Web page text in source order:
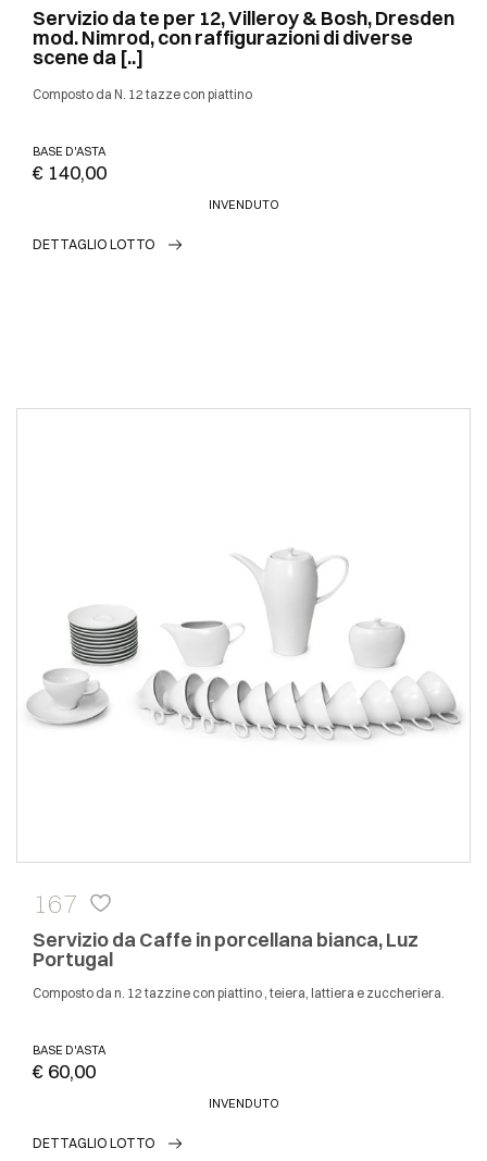
Servizio da te per 12, Villeroy & Bosh, Dresden
mod. Nimrod, con raffigurazioni di diverse
scene da [..]
Composto da N. 12 tazze con piattino
BASE D'ASTA
€ 140,00
INVENDUTO
DETTAGLIO LOTTO
167
Servizio da Caffe in porcellana bianca, Luz
Portugal
Composto da n. 12 tazzine con piattino , teiera, lattiera e zuccheriera.
BASE D'ASTA
€ 60,00
INVENDUTO
DETTAGLIO LOTTO